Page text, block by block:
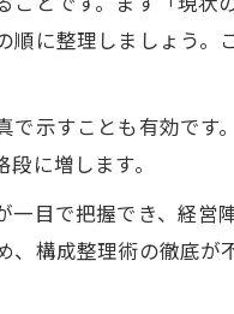
別化の伝え方
に示す資料術
感ある形で整理
拠を資料で伝える
の納得を得る方法
とです。まず「現状
に整理しましょう。
示すことも有効です
に増します。
目で把握でき、経営
構成整理術の徹底が